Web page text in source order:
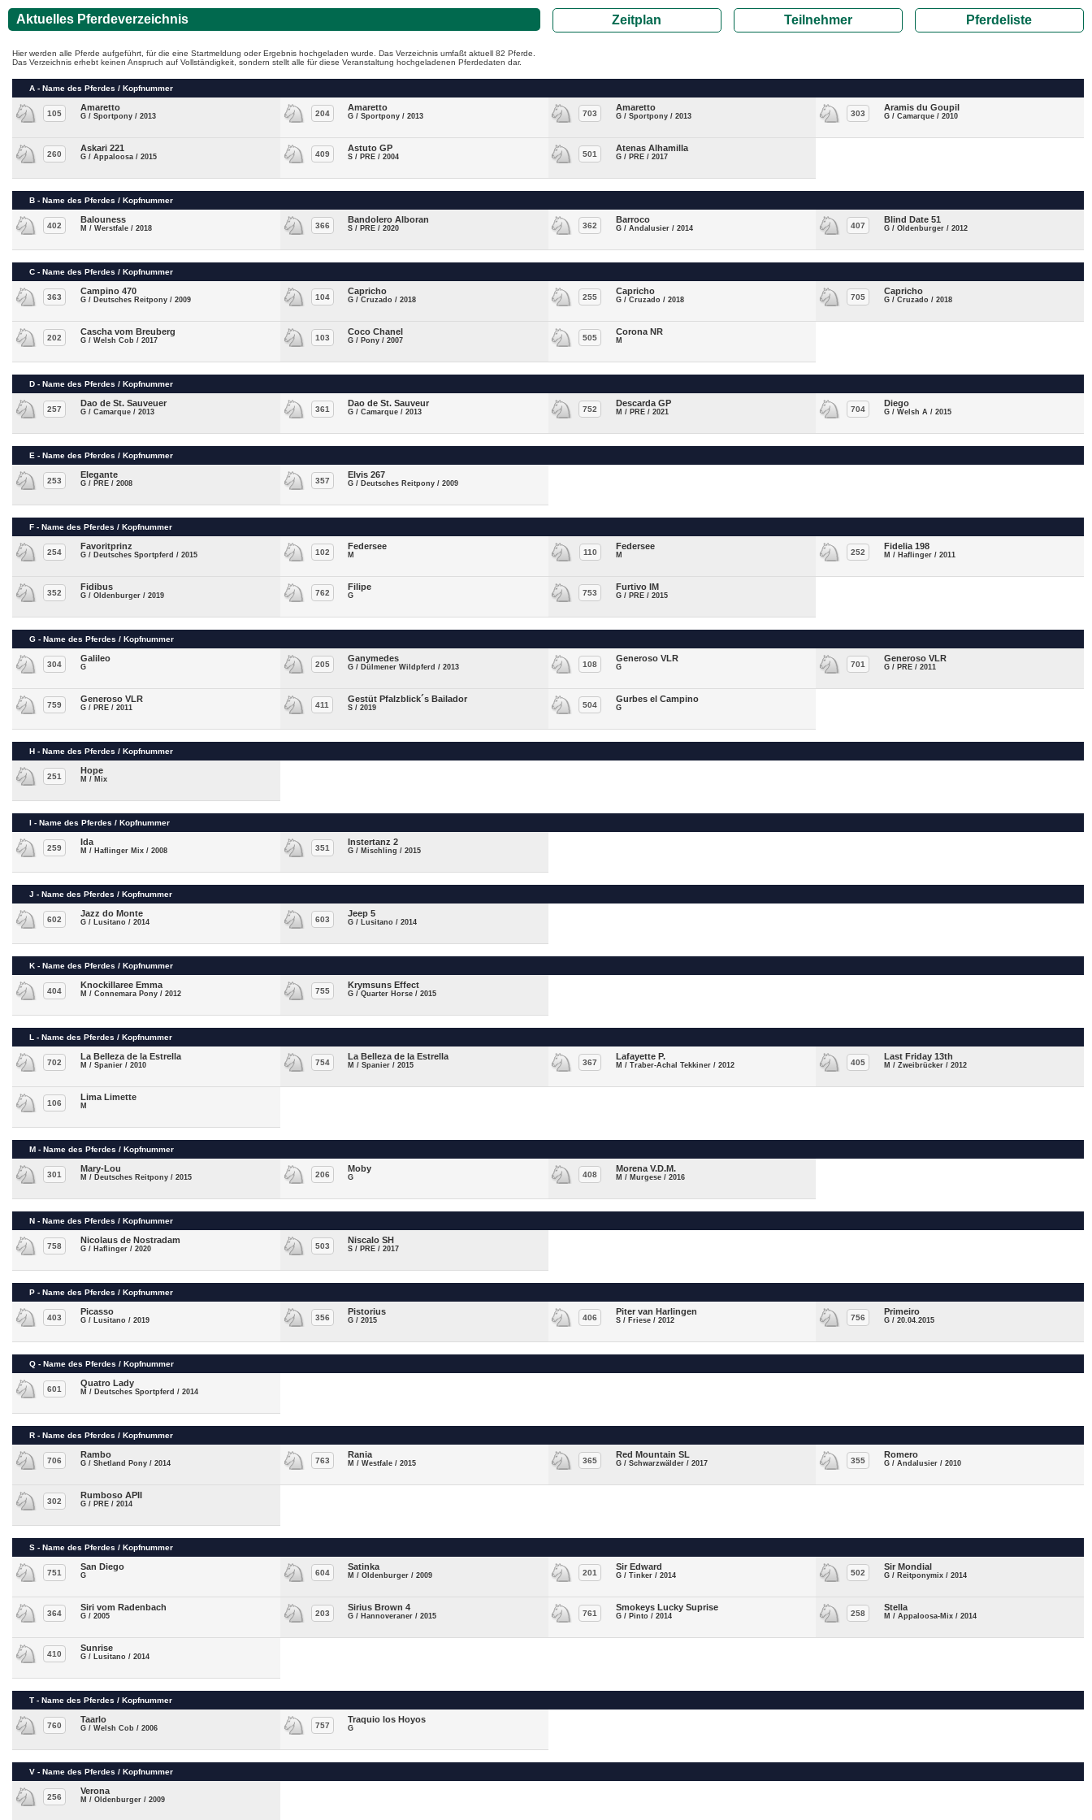
Aktuelles Pferdeverzeichnis Zeitplan Teilnehmer Pferdeliste
Hier werden alle Pferde aufgeführt, für die eine Startmeldung oder Ergebnis hochgeladen wurde. Das Verzeichnis umfaßt aktuell 82 Pferde.
Das Verzeichnis erhebt keinen Anspruch auf Vollständigkeit, sondern stellt alle für diese Veranstaltung hochgeladenen Pferdedaten dar.
A - Name des Pferdes / Kopfnummer
105
Amaretto
G / Sportpony / 2013 204
Amaretto
G / Sportpony / 2013 703
Amaretto
G / Sportpony / 2013 303
Aramis du Goupil
G / Camarque / 2010
260
Askari 221
G / Appaloosa / 2015 409
Astuto GP
S / PRE / 2004 501
Atenas Alhamilla
G / PRE / 2017
B - Name des Pferdes / Kopfnummer
402
Balouness
M / Werstfale / 2018 366
Bandolero Alboran
S / PRE / 2020 362
Barroco
G / Andalusier / 2014 407
Blind Date 51
G / Oldenburger / 2012
C - Name des Pferdes / Kopfnummer
363
Campino 470
G / Deutsches Reitpony / 2009 104
Capricho
G / Cruzado / 2018 255
Capricho
G / Cruzado / 2018 705
Capricho
G / Cruzado / 2018
202
Cascha vom Breuberg
G / Welsh Cob / 2017 103
Coco Chanel
G / Pony / 2007 505
Corona NR
M
D - Name des Pferdes / Kopfnummer
257
Dao de St. Sauveuer
G / Camarque / 2013 361
Dao de St. Sauveur
G / Camarque / 2013 752
Descarda GP
M / PRE / 2021 704
Diego
G / Welsh A / 2015
E - Name des Pferdes / Kopfnummer
253
Elegante
G / PRE / 2008 357
Elvis 267
G / Deutsches Reitpony / 2009
F - Name des Pferdes / Kopfnummer
254
Favoritprinz
G / Deutsches Sportpferd / 2015 102
Federsee
M 110
Federsee
M 252
Fidelia 198
M / Haflinger / 2011
352
Fidibus
G / Oldenburger / 2019 762
Filipe
G 753
Furtivo IM
G / PRE / 2015
G - Name des Pferdes / Kopfnummer
304
Galileo
G 205
Ganymedes
G / Dülmener Wildpferd / 2013 108
Generoso VLR
G 701
Generoso VLR
G / PRE / 2011
759
Generoso VLR
G / PRE / 2011 411
Gestüt Pfalzblick´s Bailador
S / 2019 504
Gurbes el Campino
G
H - Name des Pferdes / Kopfnummer
251
Hope
M / Mix
I - Name des Pferdes / Kopfnummer
259
Ida
M / Haflinger Mix / 2008 351
Instertanz 2
G / Mischling / 2015
J - Name des Pferdes / Kopfnummer
602
Jazz do Monte
G / Lusitano / 2014 603
Jeep 5
G / Lusitano / 2014
K - Name des Pferdes / Kopfnummer
404
Knockillaree Emma
M / Connemara Pony / 2012 755
Krymsuns Effect
G / Quarter Horse / 2015
L - Name des Pferdes / Kopfnummer
702
La Belleza de la Estrella
M / Spanier / 2010 754
La Belleza de la Estrella
M / Spanier / 2015 367
Lafayette P.
M / Traber-Achal Tekkiner / 2012 405
Last Friday 13th
M / Zweibrücker / 2012
106
Lima Limette
M
M - Name des Pferdes / Kopfnummer
301
Mary-Lou
M / Deutsches Reitpony / 2015 206
Moby
G 408
Morena V.D.M.
M / Murgese / 2016
N - Name des Pferdes / Kopfnummer
758
Nicolaus de Nostradam
G / Haflinger / 2020 503
Niscalo SH
S / PRE / 2017
P - Name des Pferdes / Kopfnummer
403
Picasso
G / Lusitano / 2019 356
Pistorius
G / 2015 406
Piter van Harlingen
S / Friese / 2012 756
Primeiro
G / 20.04.2015
Q - Name des Pferdes / Kopfnummer
601
Quatro Lady
M / Deutsches Sportpferd / 2014
R - Name des Pferdes / Kopfnummer
706
Rambo
G / Shetland Pony / 2014 763
Rania
M / Westfale / 2015 365
Red Mountain SL
G / Schwarzwälder / 2017 355
Romero
G / Andalusier / 2010
302
Rumboso APII
G / PRE / 2014
S - Name des Pferdes / Kopfnummer
751
San Diego
G 604
Satinka
M / Oldenburger / 2009 201
Sir Edward
G / Tinker / 2014 502
Sir Mondial
G / Reitponymix / 2014
364
Siri vom Radenbach
G / 2005 203
Sirius Brown 4
G / Hannoveraner / 2015 761
Smokeys Lucky Suprise
G / Pinto / 2014 258
Stella
M / Appaloosa-Mix / 2014
410
Sunrise
G / Lusitano / 2014
T - Name des Pferdes / Kopfnummer
760
Taarlo
G / Welsh Cob / 2006 757
Traquio los Hoyos
G
V - Name des Pferdes / Kopfnummer
256
Verona
M / Oldenburger / 2009